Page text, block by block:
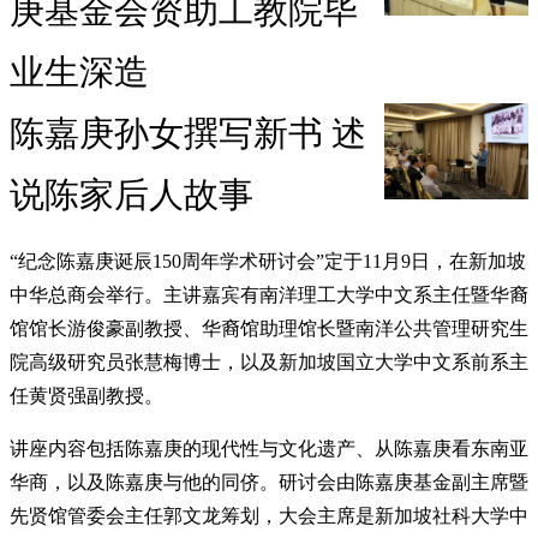
庚基金会资助工教院毕
业生深造
陈嘉庚孙女撰写新书 述
说陈家后人故事
“纪念陈嘉庚诞辰150周年学术研讨会”定于11月9日，在新加坡
中华总商会举行。主讲嘉宾有南洋理工大学中文系主任暨华裔
馆馆长游俊豪副教授、华裔馆助理馆长暨南洋公共管理研究生
院高级研究员张慧梅博士，以及新加坡国立大学中文系前系主
任黄贤强副教授。
讲座内容包括陈嘉庚的现代性与文化遗产、从陈嘉庚看东南亚
华商，以及陈嘉庚与他的同侪。研讨会由陈嘉庚基金副主席暨
先贤馆管委会主任郭文龙筹划，大会主席是新加坡社科大学中